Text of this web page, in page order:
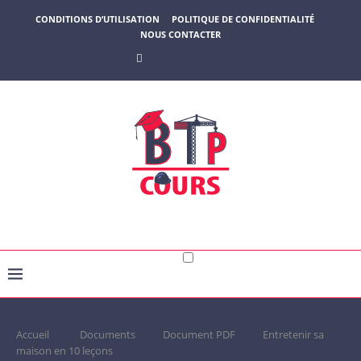
CONDITIONS D’UTILISATION
POLITIQUE DE CONFIDENTIALITÉ
NOUS CONTACTER
Accueil Documents Document PDF
Entretenir sa
maison en 10 leçons